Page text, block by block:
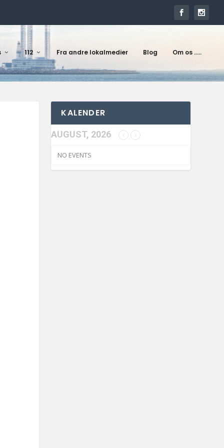
112 Fra andre lokalmedier Blog Om os …..
KALENDER
AUGUST, 2026
NO EVENTS